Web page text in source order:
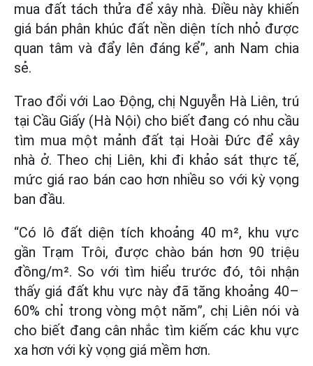
mua đất tách thửa để xây nhà. Điều này khiến
giá bán phân khúc đất nền diện tích nhỏ được
quan tâm và đẩy lên đáng kể”, anh Nam chia
sẻ.
Trao đổi với Lao Động, chị Nguyễn Hà Liên, trú
tại Cầu Giấy (Hà Nội) cho biết đang có nhu cầu
tìm mua một mảnh đất tại Hoài Đức để xây
nhà ở. Theo chị Liên, khi đi khảo sát thực tế,
mức giá rao bán cao hơn nhiều so với kỳ vọng
ban đầu.
“Có lô đất diện tích khoảng 40 m², khu vực
gần Trạm Trôi, được chào bán hơn 90 triệu
đồng/m². So với tìm hiểu trước đó, tôi nhận
thấy giá đất khu vực này đã tăng khoảng 40–
60% chỉ trong vòng một năm”, chị Liên nói và
cho biết đang cân nhắc tìm kiếm các khu vực
xa hơn với kỳ vọng giá mềm hơn.